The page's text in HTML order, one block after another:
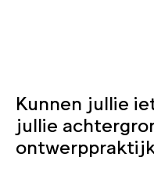
Kunnen jullie
jullie